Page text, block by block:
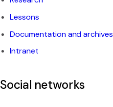
CREDO / Inalco editions
Pacific-Credo publications
Lessons
Documentation and archives
Intranet
Social networks